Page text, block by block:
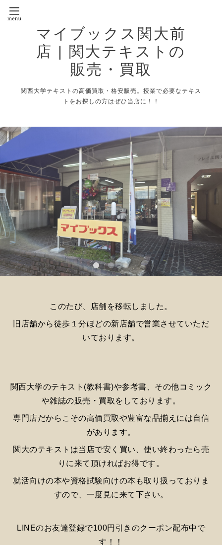
マイブックス関大前
店 | 関大テキストの
販売・買取
関西大学テキストの高価買取・格安販売。授業で必要なテキス
トをお探しの方はぜひ当店に！！
このたび、店舗を移転しました。
旧店舗から徒歩１分ほどの新店舗で営業させていただ
いております。
関西大学のテキスト(教科書)や参考書、その他コミック
や雑誌の販売・買取をしております。
専門店だからこその高価買取や豊富な品揃えには自信
があります。
関大のテキストは当店で安く買い、使い終わったら売
りに来て頂ければお得です。
就活向けの本や資格試験向けの本も取り扱っておりま
すので、一度見に来て下さい。
LINEのお友達登録で100円引きのクーポン配布中で
す！！